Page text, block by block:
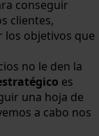
conseguir
clientes,
los objetivos que
no le den la
es
una hoja de
a cabo nos